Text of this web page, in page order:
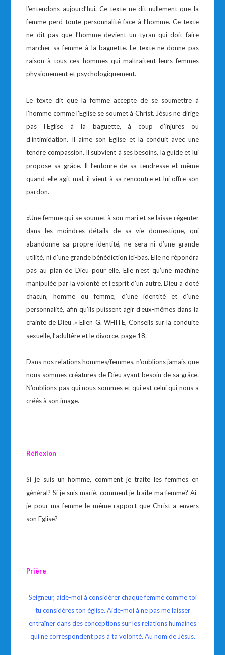
l’entendons aujourd’hui. Ce texte ne dit nullement que la
femme perd toute personnalité face à l’homme. Ce texte
ne dit pas que l’homme devient un tyran qui doit faire
marcher sa femme à la baguette. Le texte ne donne pas
raison à tous ces hommes qui maltraitent leurs femmes
physiquement et psychologiquement.
Le texte dit que la femme accepte de se soumettre à
l’homme comme l’Eglise se soumet à Christ. Jésus ne dirige
pas l’Eglise à la baguette, à coup d’injures ou
d’intimidation. Il aime son Eglise et la conduit avec une
tendre compassion. Il subvient à ses besoins, la guide et lui
propose sa grâce. Il l’entoure de sa tendresse et même
quand elle agit mal, il vient à sa rencontre et lui offre son
pardon.
«Une femme qui se soumet à son mari et se laisse régenter
dans les moindres détails de sa vie domestique, qui
abandonne sa propre identité, ne sera ni d’une grande
utilité, ni d’une grande bénédiction ici-bas. Elle ne répondra
pas au plan de Dieu pour elle. Elle n’est qu’une machine
manipulée par la volonté et l’esprit d’un autre. Dieu a doté
chacun, homme ou femme, d’une identité et d’une
personnalité, afin qu’ils puissent agir d’eux-mêmes dans la
crainte de Dieu .» Ellen G. WHITE, Conseils sur la conduite
sexuelle, l’adultère et le divorce, page 18.
Dans nos relations hommes/femmes, n’oublions jamais que
nous sommes créatures de Dieu ayant besoin de sa grâce.
N’oublions pas qui nous sommes et qui est celui qui nous a
créés à son image.
Réflexion
Si je suis un homme, comment je traite les femmes en
général? Si je suis marié, comment je traite ma femme? Ai-
je pour ma femme le même rapport que Christ a envers
son Eglise?
Prière
Seigneur, aide-moi à considérer chaque femme comme toi
tu considères ton église. Aide-moi à ne pas me laisser
entraîner dans des conceptions sur les relations humaines
qui ne correspondent pas à ta volonté. Au nom de Jésus.